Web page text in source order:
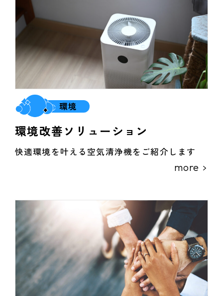
環境
環境改善ソリューション
快適環境を叶える空気清浄機をご紹介します
more